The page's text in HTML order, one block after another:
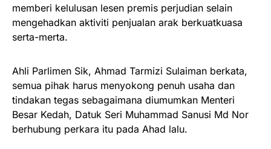
memberi kelulusan lesen premis perjudian selain
mengehadkan aktiviti penjualan arak berkuatkuasa
serta-merta.
Ahli Parlimen Sik, Ahmad Tarmizi Sulaiman berkata,
semua pihak harus menyokong penuh usaha dan
tindakan tegas sebagaimana diumumkan Menteri
Besar Kedah, Datuk Seri Muhammad Sanusi Md Nor
berhubung perkara itu pada Ahad lalu.